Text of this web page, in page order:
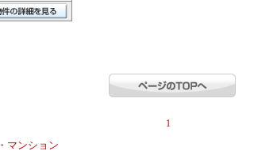
1
マンション